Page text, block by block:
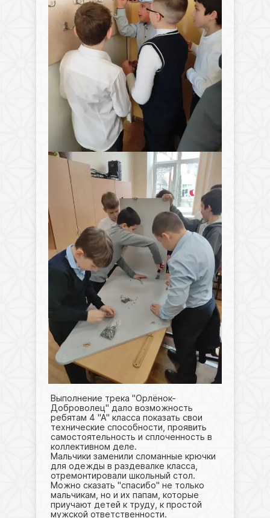
Выполнение трека "Орлёнок-
Доброволец" дало возможность
ребятам 4 "А" класса показать свои
технические способности, проявить
самостоятельность и сплоченность в
коллективном деле.
Мальчики заменили сломанные крючки
для одежды в раздевалке класса,
отремонтировали школьный стол.
Можно сказать "спасибо" не только
мальчикам, но и их папам, которые
приучают детей к труду, к простой
мужской ответственности.